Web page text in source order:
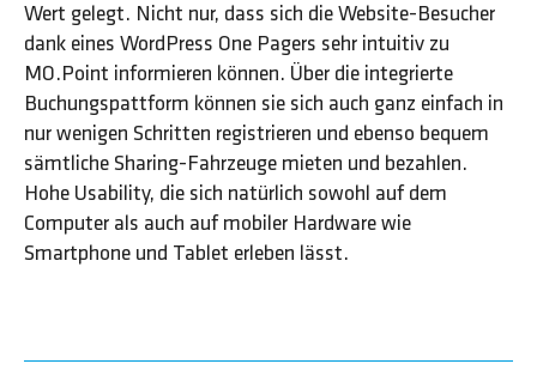
Wert gelegt. Nicht nur, dass sich die Website-Besucher
dank eines WordPress One Pagers sehr intuitiv zu
MO.Point informieren können. Über die integrierte
Buchungspattform können sie sich auch ganz einfach in
nur wenigen Schritten registrieren und ebenso bequem
sämtliche Sharing-Fahrzeuge mieten und bezahlen.
Hohe Usability, die sich natürlich sowohl auf dem
Computer als auch auf mobiler Hardware wie
Smartphone und Tablet erleben lässt.